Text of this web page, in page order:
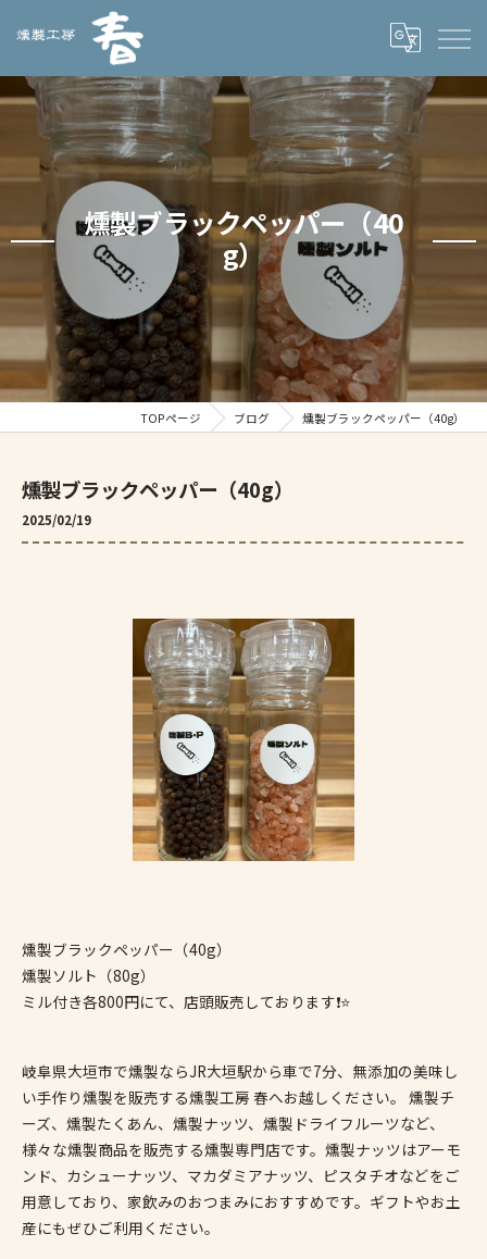
燻製ブラックペッパー（40
g）
TOPページ ブログ 燻製ブラックペッパー（40g）
燻製ブラックペッパー（40g）
2025/02/19
燻製ブラックペッパー（40g）
燻製ソルト（80g）
ミル付き各800円にて、店頭販売しております❗️⭐️
岐阜県大垣市で燻製ならJR大垣駅から車で7分、無添加の美味し
い手作り燻製を販売する燻製工房 春へお越しください。 燻製チ
ーズ、燻製たくあん、燻製ナッツ、燻製ドライフルーツなど、
様々な燻製商品を販売する燻製専門店です。燻製ナッツはアーモ
ンド、カシューナッツ、マカダミアナッツ、ピスタチオなどをご
用意しており、家飲みのおつまみにおすすめです。ギフトやお土
産にもぜひご利用ください。